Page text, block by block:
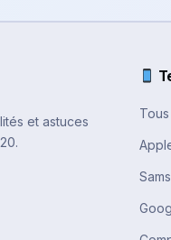
et astuces